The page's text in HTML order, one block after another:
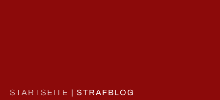
STARTSEITE | STRAFBLOG